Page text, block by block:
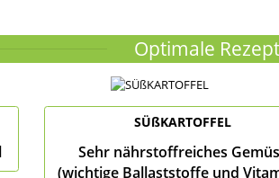
Optimale
SÜßKARTOFFEL
Sehr nährstoffreiches
(wichtige Ballaststoffe und